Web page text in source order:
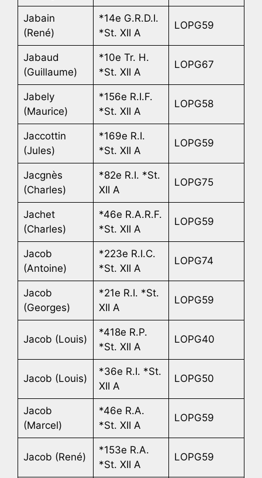
Jabain
(René)
*14e G.R.D.I.
*St. XII A
LOPG59
Jabaud
(Guillaume)
*10e Tr. H.
*St. XII A
LOPG67
Jabely
(Maurice)
*156e R.I.F.
*St. XII A
LOPG58
Jaccottin
(Jules)
*169e R.I.
*St. XII A
LOPG59
Jacgnès
(Charles)
*82e R.I. *St.
XII A
LOPG75
Jachet
(Charles)
*46e R.A.R.F.
*St. XII A
LOPG59
Jacob
(Antoine)
*223e R.I.C.
*St. XII A
LOPG74
Jacob
(Georges)
*21e R.I. *St.
XII A
LOPG59
Jacob (Louis)
*418e R.P.
*St. XII A
LOPG40
Jacob (Louis)
*36e R.I. *St.
XII A
LOPG50
Jacob
(Marcel)
*46e R.A.
*St. XII A
LOPG59
Jacob (René)
*153e R.A.
*St. XII A
LOPG59